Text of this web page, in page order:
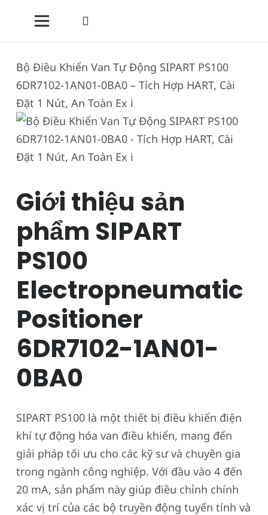
Bộ Điều Khiển Van Tự Động SIPART PS100
6DR7102-1AN01-0BA0 – Tích Hợp HART, Cài
Đặt 1 Nút, An Toàn Ex i
Giới thiệu sản
phẩm SIPART
PS100
Electropneumatic
Positioner
6DR7102-1AN01-
0BA0
SIPART PS100 là một thiết bị điều khiển điện
khí tự động hóa van điều khiển, mang đến
giải pháp tối ưu cho các kỹ sư và chuyên gia
trong ngành công nghiệp. Với đầu vào 4 đến
20 mA, sản phẩm này giúp điều chỉnh chính
xác vị trí của các bộ truyền động tuyến tính và